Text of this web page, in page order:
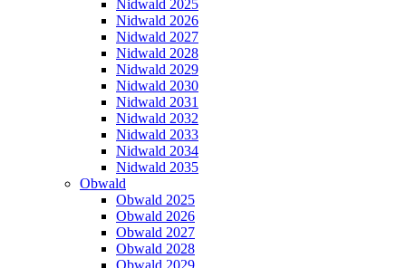
Nidwald 2025
Nidwald 2026
Nidwald 2027
Nidwald 2028
Nidwald 2029
Nidwald 2030
Nidwald 2031
Nidwald 2032
Nidwald 2033
Nidwald 2034
Nidwald 2035
Obwald
Obwald 2025
Obwald 2026
Obwald 2027
Obwald 2028